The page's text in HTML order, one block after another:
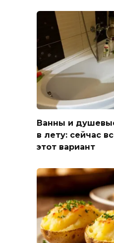
Ванны и
в лету: сейчас
этот вариант